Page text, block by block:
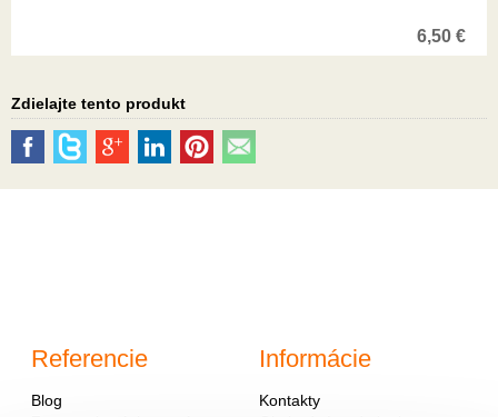
6,50 €
Zdielajte tento produkt
Referencie
Blog
Informácie
Kontakty